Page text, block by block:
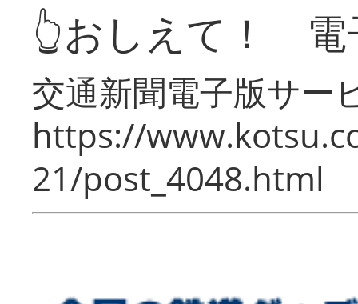
👆おしえて！ 電
交通新聞電子版サー
https://
21/post_4048.html